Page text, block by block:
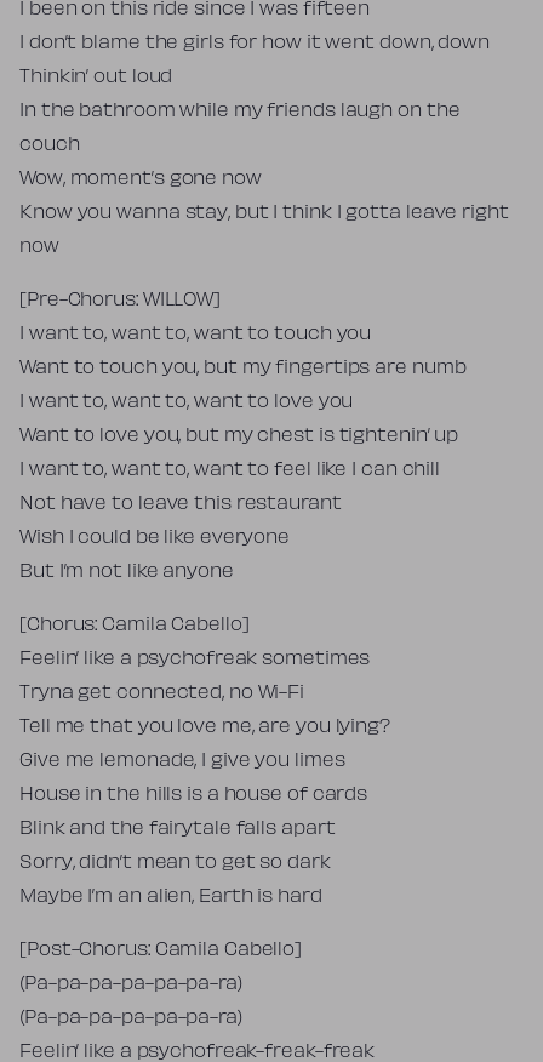
I been on this ride since I was fifteen
I don’t blame the girls for how it went down, down
Thinkin’ out loud
In the bathroom while my friends laugh on the
couch
Wow, moment’s gone now
Know you wanna stay, but I think I gotta leave right
now
[Pre-Chorus: WILLOW]
I want to, want to, want to touch you
Want to touch you, but my fingertips are numb
I want to, want to, want to love you
Want to love you, but my chest is tightenin’ up
I want to, want to, want to feel like I can chill
Not have to leave this restaurant
Wish I could be like everyone
But I’m not like anyone
[Chorus: Camila Cabello]
Feelin’ like a psychofreak sometimes
Tryna get connected, no Wi-Fi
Tell me that you love me, are you lying?
Give me lemonade, I give you limes
House in the hills is a house of cards
Blink and the fairytale falls apart
Sorry, didn’t mean to get so dark
Maybe I’m an alien, Earth is hard
[Post-Chorus: Camila Cabello]
(Pa-pa-pa-pa-pa-pa-ra)
(Pa-pa-pa-pa-pa-pa-ra)
Feelin’ like a psychofreak-freak-freak